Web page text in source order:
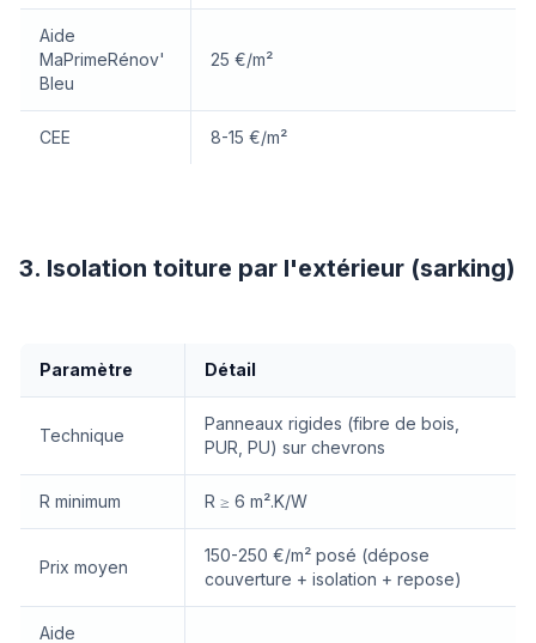
Aide
MaPrimeRénov'
Bleu
25 €/m²
CEE 8-15 €/m²
3. Isolation toiture par l'extérieur (sarking)
Paramètre Détail
Technique
Panneaux rigides (fibre de bois,
PUR, PU) sur chevrons
R minimum R ≥ 6 m².K/W
Prix moyen
150-250 €/m² posé (dépose
couverture + isolation + repose)
Aide